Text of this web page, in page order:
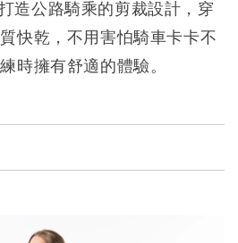
造公路騎乘的剪裁設計，穿
快乾，不用害怕騎車卡卡不
時擁有舒適的體驗。